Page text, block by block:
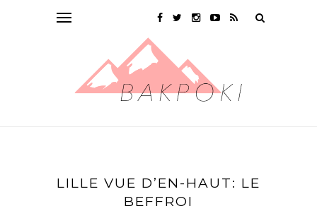
LILLE VUE D’EN-HAUT: LE
BEFFROI